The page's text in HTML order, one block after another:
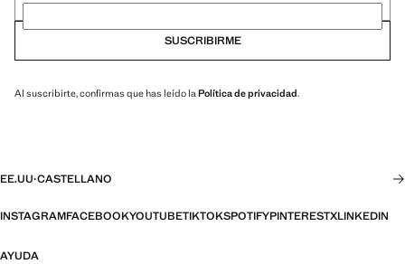
SUSCRIBIRME
Al suscribirte, confirmas que has leído la Política de privacidad.
EE.UU·CASTELLANO
INSTAGRAMFACEBOOKYOUTUBETIKTOKSPOTIFYPINTERESTXLINKEDIN
AYUDA